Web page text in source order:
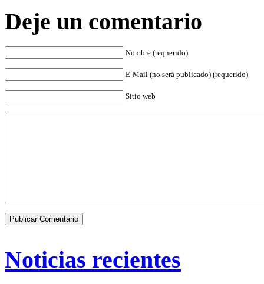
Deje un comentario
Nombre (requerido)
E-Mail (no será publicado) (requerido)
Sitio web
Noticias recientes